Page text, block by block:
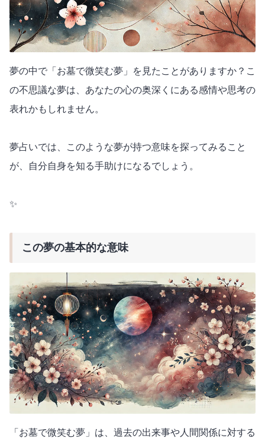
夢の中で「お墓で微笑む夢」を見たことがありますか？こ
の不思議な夢は、あなたの心の奥深くにある感情や思考の
表れかもしれません。
夢占いでは、このような夢が持つ意味を探ってみること
が、自分自身を知る手助けになるでしょう。
✨
この夢の基本的な意味
「お墓で微笑む夢」は、過去の出来事や人間関係に対する